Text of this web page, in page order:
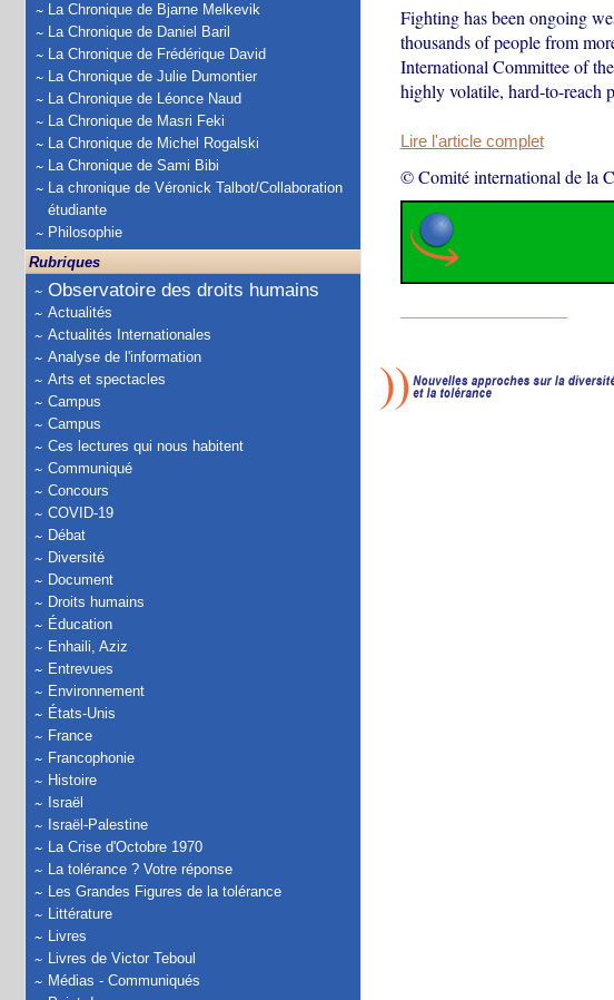
La Chronique de Bjarne Melkevik
La Chronique de Daniel Baril
La Chronique de Frédérique David
La Chronique de Julie Dumontier
La Chronique de Léonce Naud
La Chronique de Masri Feki
La Chronique de Michel Rogalski
La Chronique de Sami Bibi
La chronique de Véronick Talbot/Collaboration
étudiante
Philosophie
Rubriques
Observatoire des droits humains
Actualités
Actualités Internationales
Analyse de l'information
Arts et spectacles
Campus
Campus
Ces lectures qui nous habitent
Communiqué
Concours
COVID-19
Débat
Diversité
Document
Droits humains
Éducation
Enhaili, Aziz
Entrevues
Environnement
États-Unis
France
Francophonie
Histoire
Israël
Israël-Palestine
La Crise d'Octobre 1970
La tolérance ? Votre réponse
Les Grandes Figures de la tolérance
Littérature
Livres
Livres de Victor Teboul
Médias - Communiqués
Fighting has been ongoing
thousands of people from
International Committee of
highly volatile, hard-to-reach
Lire l'article complet
© Comité international de la